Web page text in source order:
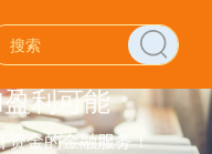
利可能
资金的金融服务！